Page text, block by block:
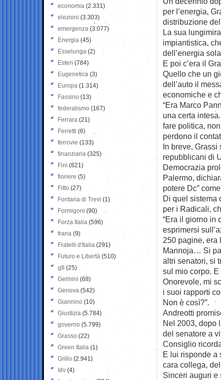
per l’energia,
distribuzione
La sua
impiantistica,
dell’energia
E poi c’era il
Quello che un
dell’auto il
economiche e
“Era Marco
una certa
fare politica,
perdono il
In breve,
repubblicani di
Democrazia
Palermo,
potere Dc”
Di quel sistema
per i Radicali,
“Era il giorno in
esprimersi
250 pagine, era
Mannoja… Si
altri senatori, si
sul mio corpo.
Onorevole, mi
i suoi rapporti
Non è così?”.
Andreotti
Nel 2003, dopo
del senatore a
Consiglio
E lui risponde a
cara collega,
Sinceri auguri e
economia (2.331)
elezioni (3.303)
emergenza (3.077)
Energia (45)
Esselunga (2)
Esteri (784)
Eugenetica (3)
Europa (1.314)
Fassino (13)
federalismo (167)
Ferrara (21)
Ferretti (6)
ferrovie (133)
finanziaria (325)
Fini (821)
fioriere (5)
Fitto (27)
Fontana di Trevi (1)
Formigoni (90)
Forza Italia (596)
frana (9)
Fratelli d'Italia (291)
Futuro e Libertà (510)
g8 (25)
Gelmini (68)
Genova (542)
Giannino (10)
Giustizia (5.784)
governo (5.799)
Grasso (22)
Green Italia (1)
Grillo (2.941)
Idv (4)